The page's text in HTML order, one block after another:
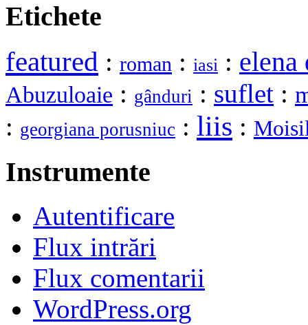
Etichete
featured : roman : iasi : elena
Abuzuloaie : gânduri : suflet :
: georgiana porusniuc : liis :
Instrumente
Autentificare
Flux intrări
Flux comentarii
WordPress.org